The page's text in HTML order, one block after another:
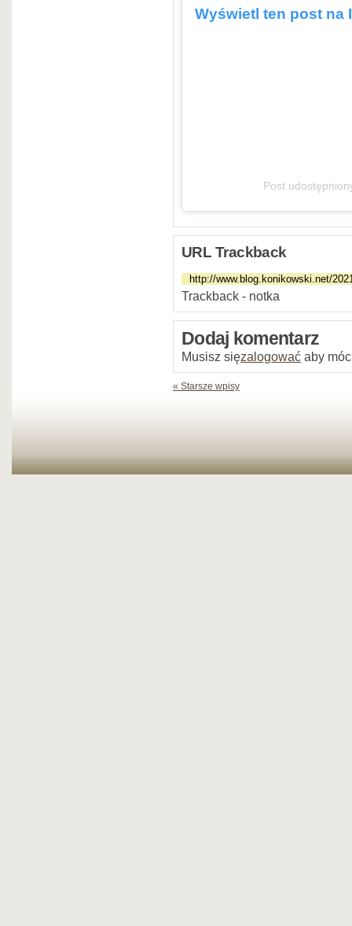
Wyświetl ten post na
Post
URL Trackback
Trackback - notka
Dodaj komentarz
Musisz sięzalogować aby
« Starsze wpisy